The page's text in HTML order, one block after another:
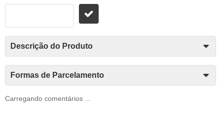
Descrição do Produto
Formas de Parcelamento
Carregando comentários ...